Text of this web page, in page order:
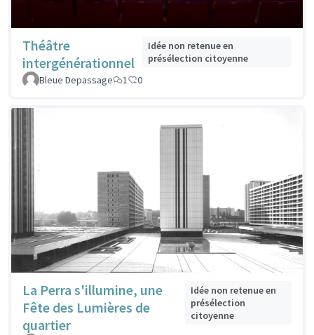
Théâtre
intergénérationnel
Idée non retenue en
présélection citoyenne
Bleue Depassage
1 0
La Perra s'illumine, une
Fête des Lumières de
quartier
Idée non retenue en
présélection
citoyenne